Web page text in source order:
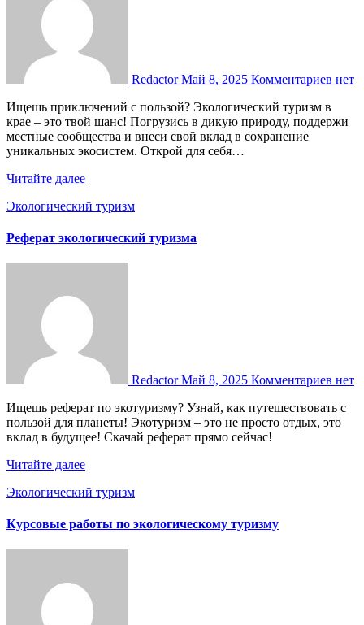
RedactorМай 8, 2025 Комментариев нет
Ищешь приключений с пользой? Экологический туризм в
крае – это твой шанс! Погрузись в дикую природу, поддержи
местные сообщества и внеси свой вклад в сохранение
уникальных экосистем. Открой для себя…
Читайте далее
Экологический туризм
Реферат экологический туризма
RedactorМай 8, 2025 Комментариев нет
Ищешь реферат по экотуризму? Узнай, как путешествовать с
пользой для планеты! Экотуризм – это не просто отдых, это
вклад в будущее! Скачай реферат прямо сейчас!
Читайте далее
Экологический туризм
Курсовые работы по экологическому туризму